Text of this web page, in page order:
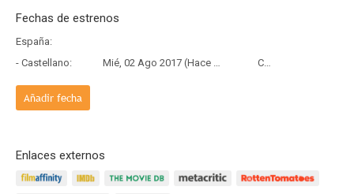
Fechas de estrenos
España:
- Castellano:
Mié, 02 Ago 2017 (Hace 9 años) Copia Digital
Añadir fecha
Enlaces externos